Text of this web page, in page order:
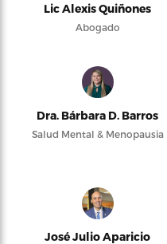
Lic Alexis Quiñones
Abogado
Dra. Bárbara D. Barros
Salud Mental & Menopausia
José Julio Aparicio